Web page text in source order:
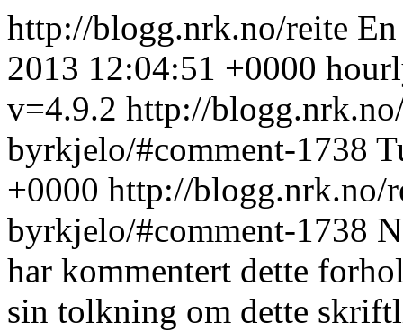
http://blogg.nrk.no/reite
2013 12:04:51 +0000
v=4.9.2 http://
byrkjelo/#comment-1738
+0000 http://blogg.nrk.no/
byrkjelo/#comment-1738
har kommentert dette
sin tolkning om dette